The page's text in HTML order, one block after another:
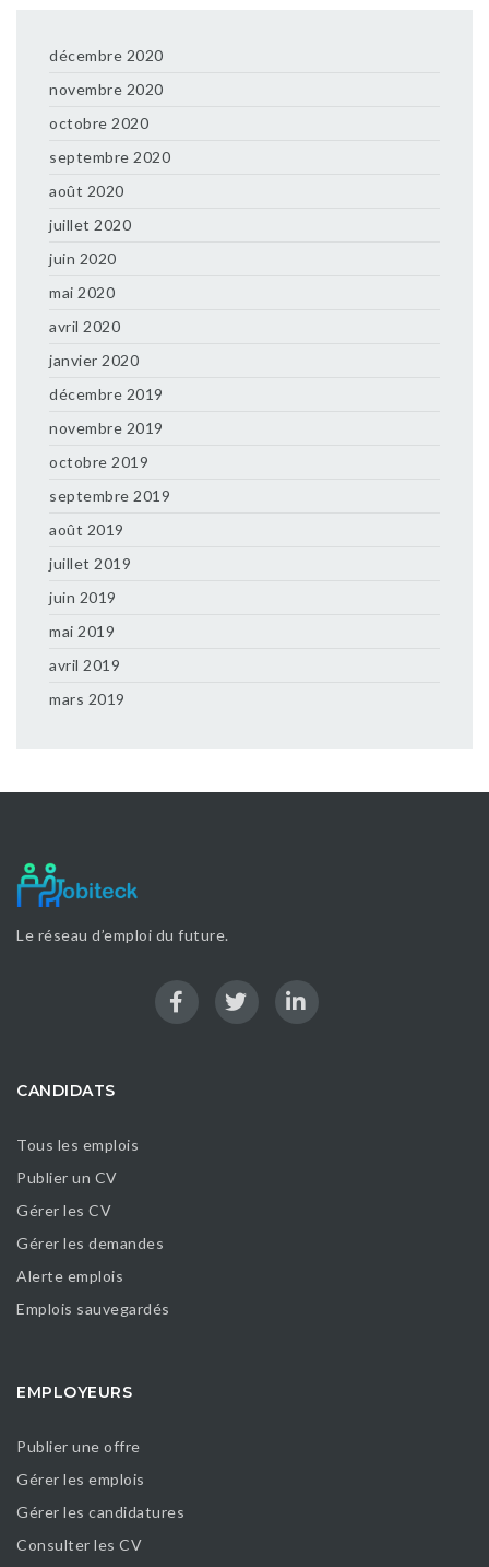
décembre 2020
novembre 2020
octobre 2020
septembre 2020
août 2020
juillet 2020
juin 2020
mai 2020
avril 2020
janvier 2020
décembre 2019
novembre 2019
octobre 2019
septembre 2019
août 2019
juillet 2019
juin 2019
mai 2019
avril 2019
mars 2019
Le réseau d’emploi du future.
CANDIDATS
Tous les emplois
Publier un CV
Gérer les CV
Gérer les demandes
Alerte emplois
Emplois sauvegardés
EMPLOYEURS
Publier une offre
Gérer les emplois
Gérer les candidatures
Consulter les CV